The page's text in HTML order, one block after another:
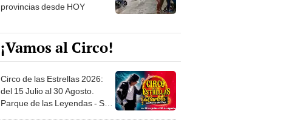
provincias desde HOY
¡Vamos al Circo!
Circo de las Estrellas 2026:
del 15 Julio al 30 Agosto.
Parque de las Leyendas - San